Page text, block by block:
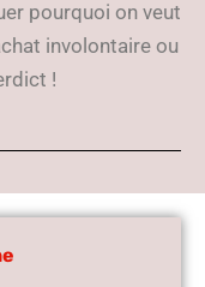
pourquoi on veut
involontaire ou
!